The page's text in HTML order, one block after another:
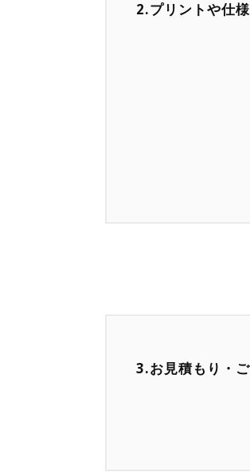
2.プリントや仕
3.お見積もり・